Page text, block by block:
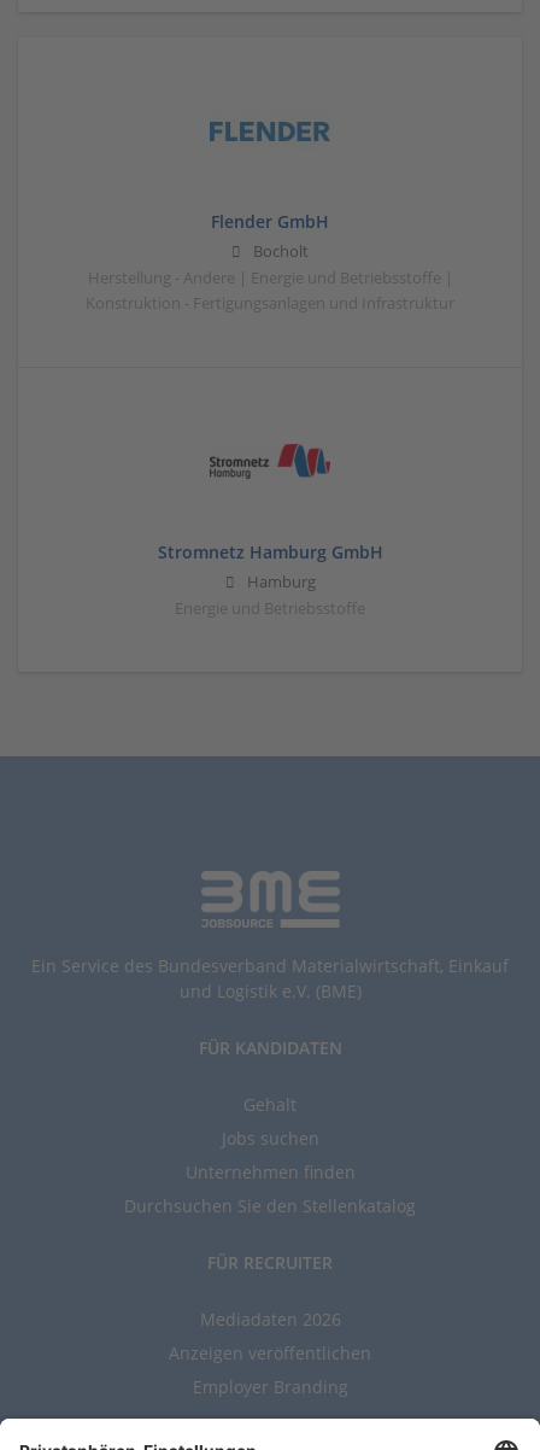
Flender GmbH
Bocholt
Herstellung - Andere | Energie und Betriebsstoffe |
Konstruktion - Fertigungsanlagen und Infrastruktur
Stromnetz Hamburg GmbH
Hamburg
Energie und Betriebsstoffe
Ein Service des Bundesverband Materialwirtschaft, Einkauf
und Logistik e.V. (BME)
FÜR KANDIDATEN
Gehalt
Jobs suchen
Unternehmen finden
Durchsuchen Sie den Stellenkatalog
FÜR RECRUITER
Mediadaten 2026
Anzeigen veröffentlichen
Employer Branding
ALLGEMEIN